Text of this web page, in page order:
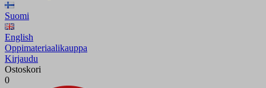
Suomi
English
Oppimateriaalikauppa
Kirjaudu
Ostoskori
0